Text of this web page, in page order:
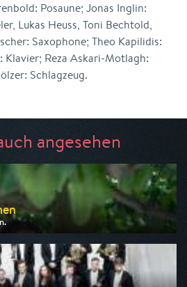
Posaune; Jonas Inglin:
Lukas Heuss, Toni Bechtold,
Saxophone; Theo Kapilidis:
Reza Askari-Motlagh:
Schlagzeug.
angesehen